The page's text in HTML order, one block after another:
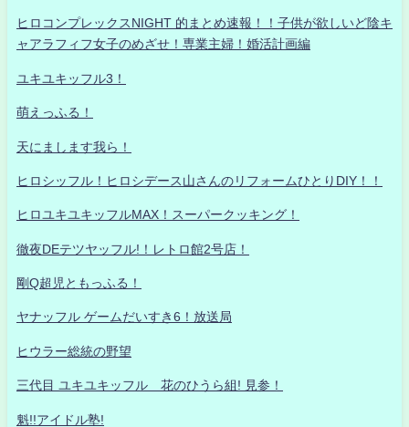
ヒロコンプレックスNIGHT 的まとめ速報！！子供が欲しいど陰キ
ャアラフィフ女子のめざせ！専業主婦！婚活計画編
ユキユキッフル3！
萌えっふる！
天にまします我ら！
ヒロシッフル！ヒロシデース山さんのリフォームひとりDIY！！
ヒロユキユキッフルMAX！スーパークッキング！
徹夜DEテツヤッフル!！レトロ館2号店！
剛Q超児ともっふる！
ヤナッフル ゲームだいすき6！放送局
ヒウラー総統の野望
三代目 ユキユキッフル 花のひうら組! 見参！
魁!!アイドル塾!